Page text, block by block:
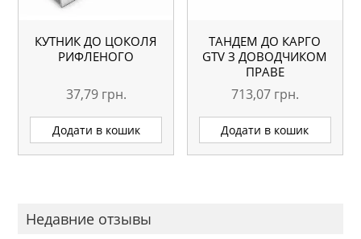
КУТНИК ДО ЦОКОЛЯ
РИФЛЕНОГО
37,79 грн.
Додати в кошик
ТАНДЕМ ДО КАРГО
GTV З ДОВОДЧИКОМ
ПРАВЕ
713,07 грн.
Додати в кошик
Недавние отзывы